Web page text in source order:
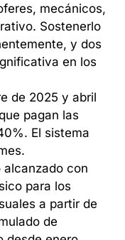
mecánicos,
Sostenerlo
y dos
en los
de 2025 y abril
pagan las
El sistema
alcanzado con
para los
a partir de
de